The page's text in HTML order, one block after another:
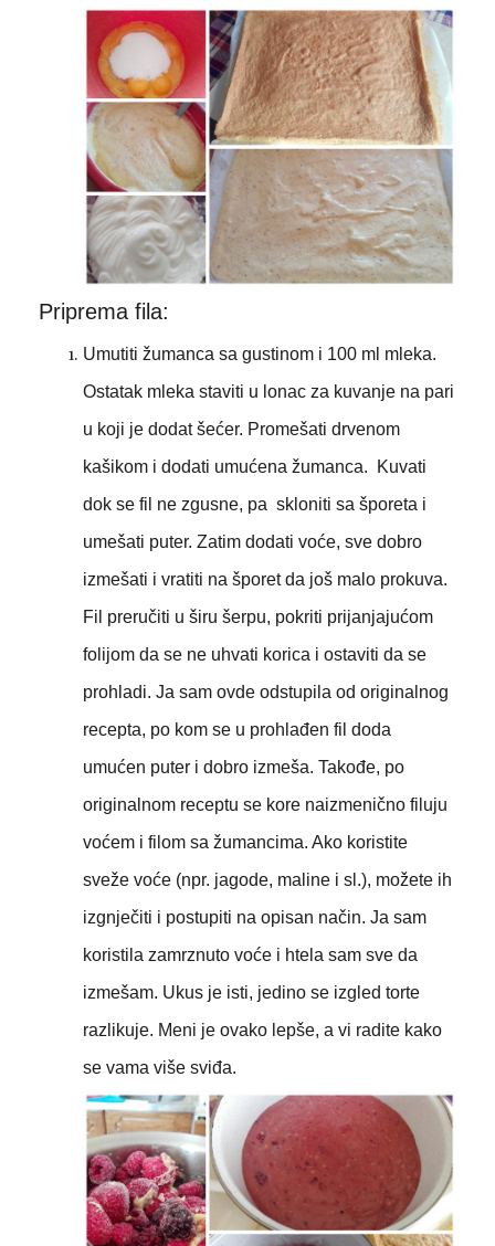
Priprema fila:
Umutiti žumanca sa gustinom i 100 ml mleka.
Ostatak mleka staviti u lonac za kuvanje na pari
u koji je dodat šećer. Promešati drvenom
kašikom i dodati umućena žumanca. Kuvati
dok se fil ne zgusne, pa skloniti sa šporeta i
umešati puter. Zatim dodati voće, sve dobro
izmešati i vratiti na šporet da još malo prokuva.
Fil preručiti u širu šerpu, pokriti prijanjajućom
folijom da se ne uhvati korica i ostaviti da se
prohladi. Ja sam ovde odstupila od originalnog
recepta, po kom se u prohlađen fil doda
umućen puter i dobro izmeša. Takođe, po
originalnom receptu se kore naizmenično filuju
voćem i filom sa žumancima. Ako koristite
sveže voće (npr. jagode, maline i sl.), možete ih
izgnječiti i postupiti na opisan način. Ja sam
koristila zamrznuto voće i htela sam sve da
izmešam. Ukus je isti, jedino se izgled torte
razlikuje. Meni je ovako lepše, a vi radite kako
se vama više sviđa.